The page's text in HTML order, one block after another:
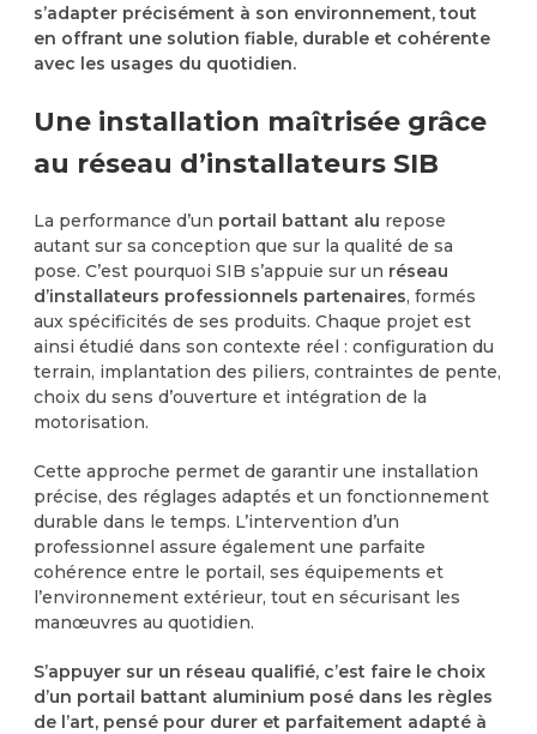
s’adapter précisément à son environnement, tout
en offrant une solution fiable, durable et cohérente
avec les usages du quotidien.
Une installation maîtrisée grâce
au réseau d’installateurs SIB
La performance d’un portail battant alu repose
autant sur sa conception que sur la qualité de sa
pose. C’est pourquoi SIB s’appuie sur un réseau
d’installateurs professionnels partenaires, formés
aux spécificités de ses produits. Chaque projet est
ainsi étudié dans son contexte réel : configuration du
terrain, implantation des piliers, contraintes de pente,
choix du sens d’ouverture et intégration de la
motorisation.
Cette approche permet de garantir une installation
précise, des réglages adaptés et un fonctionnement
durable dans le temps. L’intervention d’un
professionnel assure également une parfaite
cohérence entre le portail, ses équipements et
l’environnement extérieur, tout en sécurisant les
manœuvres au quotidien.
S’appuyer sur un réseau qualifié, c’est faire le choix
d’un portail battant aluminium posé dans les règles
de l’art, pensé pour durer et parfaitement adapté à